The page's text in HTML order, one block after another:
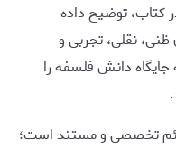
توضیح داده
نقلی، تجربی و
جایگاه دانش فلسفه را
تخصصی و مستند است؛